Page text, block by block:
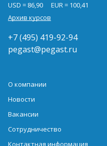
USD = 86,90
EUR = 100,41
Архив курсов
+7 (495) 419-92-94
pegast@pegast.ru
О компании
Новости
Вакансии
Сотрудничество
Контактная информация